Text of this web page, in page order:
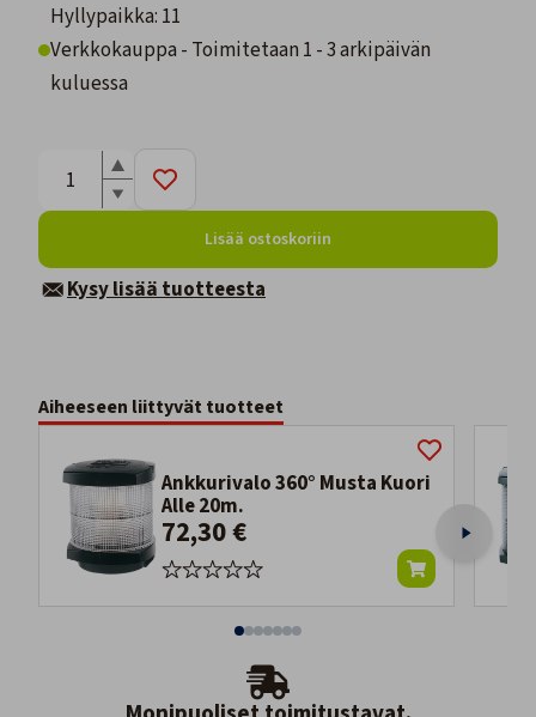
Hyllypaikka: 11
Verkkokauppa - Toimitetaan 1 - 3 arkipäivän
kuluessa
Lisää ostoskoriin
Kysy lisää tuotteesta
Aiheeseen liittyvät tuotteet
Ankkurivalo 360° Musta Kuori
Alle 20m.
72,30 €